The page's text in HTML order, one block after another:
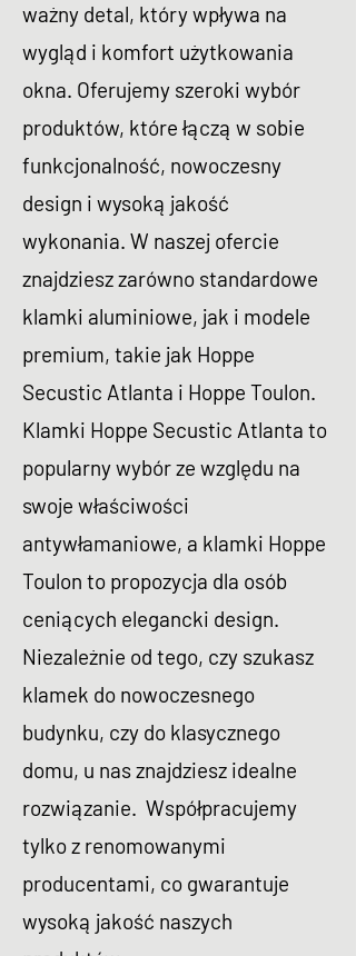
ważny detal, który wpływa na
wygląd i komfort użytkowania
okna. Oferujemy szeroki wybór
produktów, które łączą w sobie
funkcjonalność, nowoczesny
design i wysoką jakość
wykonania. W naszej ofercie
znajdziesz zarówno standardowe
klamki aluminiowe, jak i modele
premium, takie jak Hoppe
Secustic Atlanta i Hoppe Toulon.
Klamki Hoppe Secustic Atlanta to
popularny wybór ze względu na
swoje właściwości
antywłamaniowe, a klamki Hoppe
Toulon to propozycja dla osób
ceniących elegancki design.
Niezależnie od tego, czy szukasz
klamek do nowoczesnego
budynku, czy do klasycznego
domu, u nas znajdziesz idealne
rozwiązanie. Współpracujemy
tylko z renomowanymi
producentami, co gwarantuje
wysoką jakość naszych